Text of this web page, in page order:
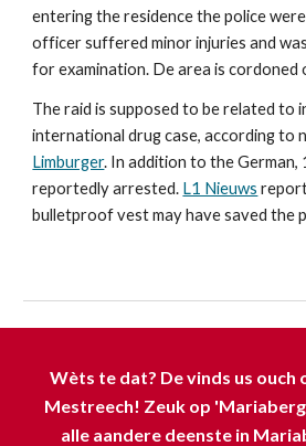
entering the residence the police
officer suffered minor injuries and
for examination. De area is cordoned
The raid is supposed to be related to
international drug case, according to
Limburger. In addition to the
reportedly arrested. L1 Nieuws
bulletproof vest may have saved the
Wèts te dat? De vinds us ouch
Mestreech! Zeuk op
alle aandere deenste in